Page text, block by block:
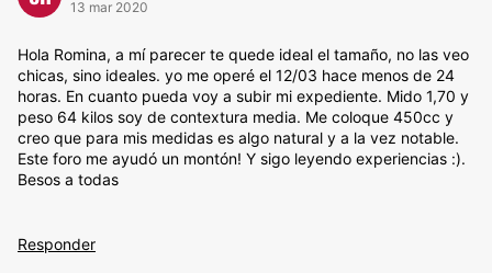
13 mar 2020
Hola Romina, a mí parecer te quede ideal el tamaño, no las veo
chicas, sino ideales. yo me operé el 12/03 hace menos de 24
horas. En cuanto pueda voy a subir mi expediente. Mido 1,70 y
peso 64 kilos soy de contextura media. Me coloque 450cc y
creo que para mis medidas es algo natural y a la vez notable.
Este foro me ayudó un montón! Y sigo leyendo experiencias :).
Besos a todas
Responder